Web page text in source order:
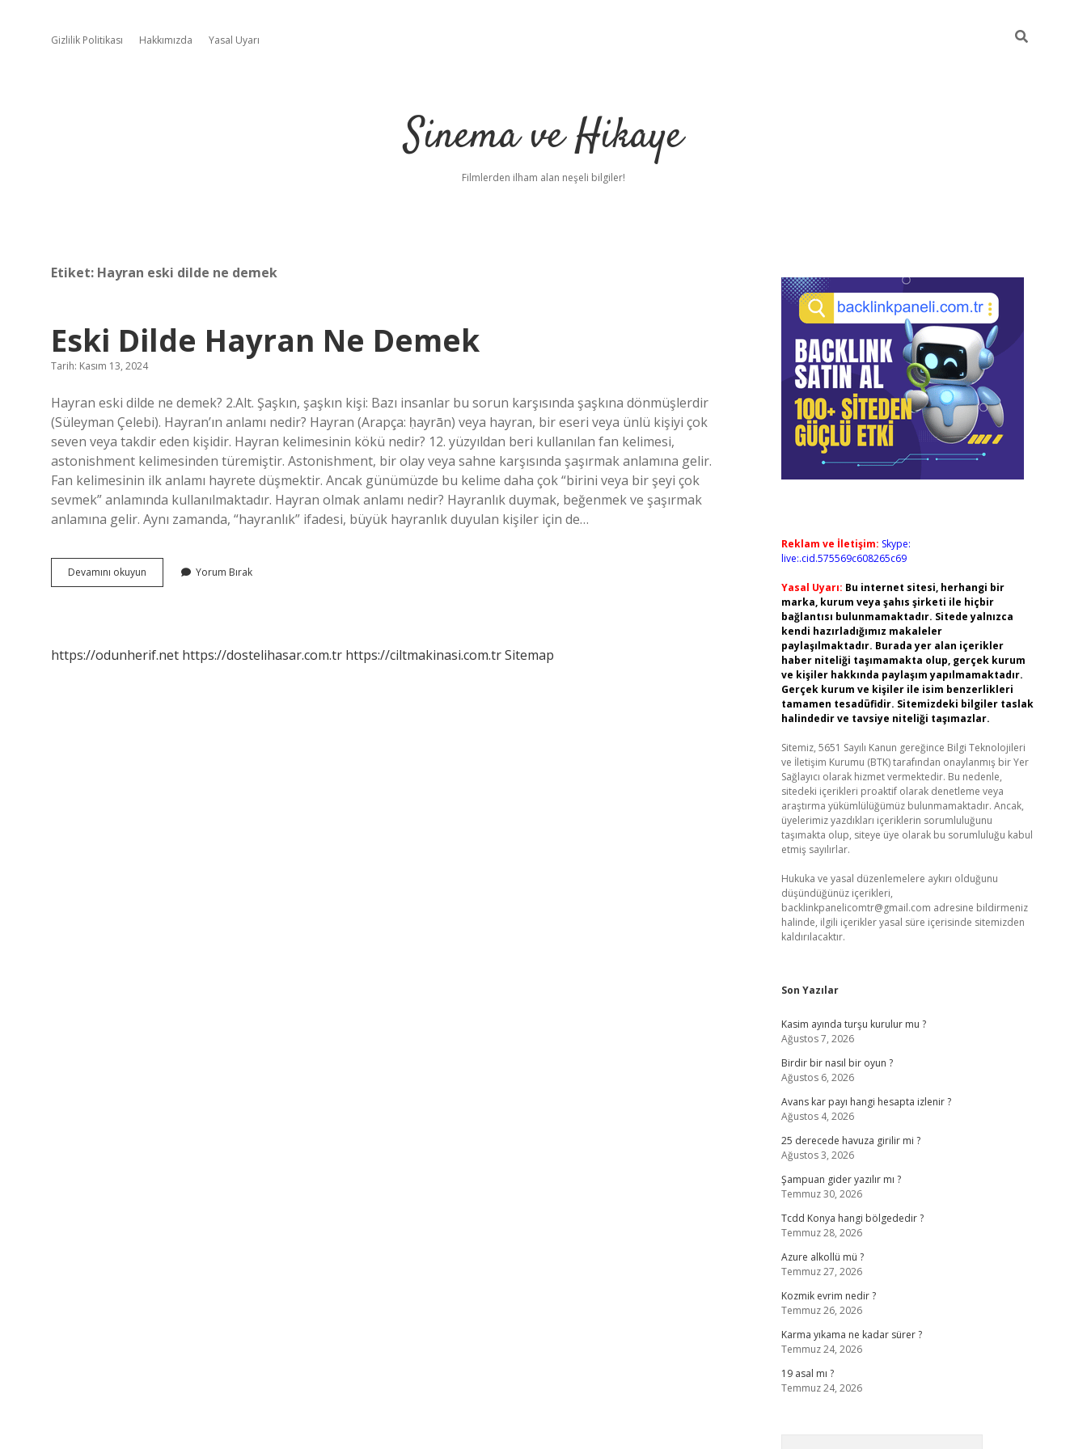
Gizlilik Politikası Hakkımızda Yasal Uyarı
Sinema ve Hikaye
Filmlerden ilham alan neşeli bilgiler!
Etiket: Hayran eski dilde ne demek
Eski Dilde Hayran Ne Demek
Tarih: Kasım 13, 2024
Hayran eski dilde ne demek? 2.Alt. Şaşkın, şaşkın kişi: Bazı insanlar bu sorun karşısında şaşkına dönmüşlerdir
(Süleyman Çelebi). Hayran’ın anlamı nedir? Hayran (Arapça: ḥayrān) veya hayran, bir eseri veya ünlü kişiyi çok
seven veya takdir eden kişidir. Hayran kelimesinin kökü nedir? 12. yüzyıldan beri kullanılan fan kelimesi,
astonishment kelimesinden türemiştir. Astonishment, bir olay veya sahne karşısında şaşırmak anlamına gelir.
Fan kelimesinin ilk anlamı hayrete düşmektir. Ancak günümüzde bu kelime daha çok “birini veya bir şeyi çok
sevmek” anlamında kullanılmaktadır. Hayran olmak anlamı nedir? Hayranlık duymak, beğenmek ve şaşırmak
anlamına gelir. Aynı zamanda, “hayranlık” ifadesi, büyük hayranlık duyulan kişiler için de…
Devamını okuyun
Dilde
Yorum Bırak
https://odunherif.net https://dostelihasar.com.tr https://ciltmakinasi.com.trSitemap
Sidebar
Reklam ve İletişim: Skype:
live:.cid.575569c608265c69
Yasal Uyarı: Bu internet sitesi, herhangi bir
marka, kurum veya şahıs şirketi ile hiçbir
bağlantısı bulunmamaktadır. Sitede yalnızca
kendi hazırladığımız makaleler
paylaşılmaktadır. Burada yer alan içerikler
haber niteliği taşımamakta olup, gerçek kurum
ve kişiler hakkında paylaşım yapılmamaktadır.
Gerçek kurum ve kişiler ile isim benzerlikleri
tamamen tesadüfidir. Sitemizdeki bilgiler taslak
halindedir ve tavsiye niteliği taşımazlar.
Sitemiz, 5651 Sayılı Kanun gereğince Bilgi Teknolojileri
ve İletişim Kurumu (BTK) tarafından onaylanmış bir Yer
Sağlayıcı olarak hizmet vermektedir. Bu nedenle,
sitedeki içerikleri proaktif olarak denetleme veya
araştırma yükümlülüğümüz bulunmamaktadır. Ancak,
üyelerimiz yazdıkları içeriklerin sorumluluğunu
taşımakta olup, siteye üye olarak bu sorumluluğu kabul
etmiş sayılırlar.
Hukuka ve yasal düzenlemelere aykırı olduğunu
düşündüğünüz içerikleri,
backlinkpanelicomtr@gmail.com adresine bildirmeniz
halinde, ilgili içerikler yasal süre içerisinde sitemizden
kaldırılacaktır.
Son Yazılar
Kasim ayında turşu kurulur mu ?
Ağustos 7, 2026
Birdir bir nasıl bir oyun ?
Ağustos 6, 2026
Avans kar payı hangi hesapta izlenir ?
Ağustos 4, 2026
25 derecede havuza girilir mi ?
Ağustos 3, 2026
Şampuan gider yazılır mı ?
Temmuz 30, 2026
Tcdd Konya hangi bölgededir ?
Temmuz 28, 2026
Azure alkollü mü ?
Temmuz 27, 2026
Kozmik evrim nedir ?
Temmuz 26, 2026
Karma yıkama ne kadar sürer ?
Temmuz 24, 2026
19 asal mı ?
Temmuz 24, 2026